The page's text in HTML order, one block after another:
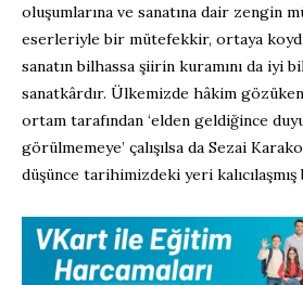
oluşumlarına ve sanatına dair zengin
eserleriyle bir mütefekkir, ortaya
sanatın bilhassa şiirin kuramını da iyi
sanatkârdır. Ülkemizde hâkim gözüken
ortam tarafından ‘elden geldiğince
görülmemeye’ çalışılsa da Sezai
düşünce tarihimizdeki yeri